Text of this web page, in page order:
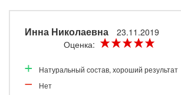
Инна Николаевна
23.11.2019
Оценка:
Натуральный состав, хороший результат
Нет